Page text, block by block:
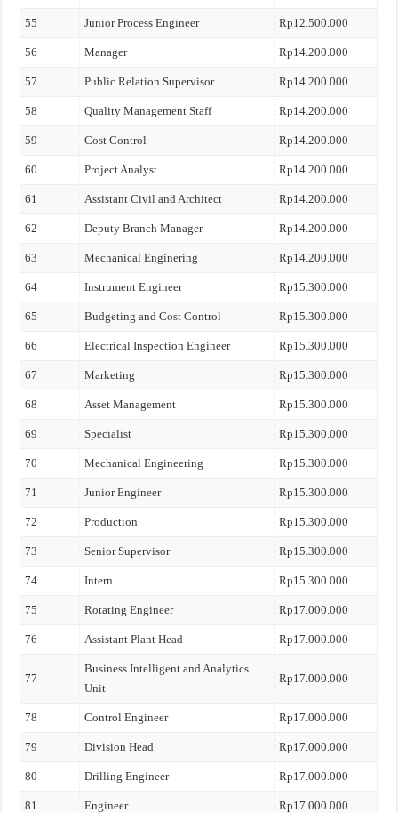
55 Junior Process Engineer Rp12.500.000
56 Manager Rp14.200.000
57 Public Relation Supervisor Rp14.200.000
58 Quality Management Staff Rp14.200.000
59 Cost Control Rp14.200.000
60 Project Analyst Rp14.200.000
61 Assistant Civil and Architect Rp14.200.000
62 Deputy Branch Manager Rp14.200.000
63 Mechanical Enginering Rp14.200.000
64 Instrument Engineer Rp15.300.000
65 Budgeting and Cost Control Rp15.300.000
66 Electrical Inspection Engineer Rp15.300.000
67 Marketing Rp15.300.000
68 Asset Management Rp15.300.000
69 Specialist Rp15.300.000
70 Mechanical Engineering Rp15.300.000
71 Junior Engineer Rp15.300.000
72 Production Rp15.300.000
73 Senior Supervisor Rp15.300.000
74 Intern Rp15.300.000
75 Rotating Engineer Rp17.000.000
76 Assistant Plant Head Rp17.000.000
77
Business Intelligent and Analytics
Unit
Rp17.000.000
78 Control Engineer Rp17.000.000
79 Division Head Rp17.000.000
80 Drilling Engineer Rp17.000.000
81 Engineer Rp17.000.000